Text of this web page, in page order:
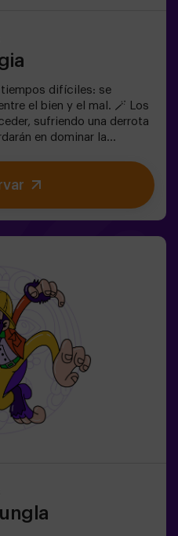
tiempos difíciles: se
el bien y el mal. 🪄 Los
sufriendo una derrota
en dominar la
de la Piedra Filosofal.
¡nadie ha conseguido
la magia! Os espera la
acompañe en la aventura,
Existen pasos
bajo.